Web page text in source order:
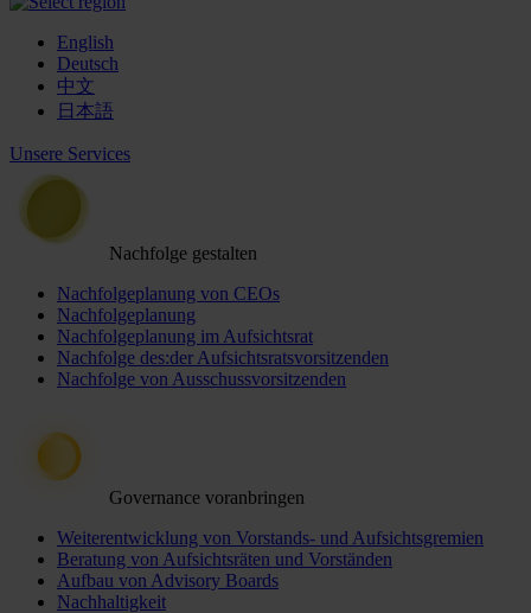
English
Deutsch
中文
日本語
Unsere Services
Nachfolge gestalten
Nachfolgeplanung von CEOs
Nachfolgeplanung
Nachfolgeplanung im Aufsichtsrat
Nachfolge des:der Aufsichtsratsvorsitzenden
Nachfolge von Ausschussvorsitzenden
Governance voranbringen
Weiterentwicklung von Vorstands- und Aufsichtsgremien
Beratung von Aufsichtsräten und Vorständen
Aufbau von Advisory Boards
Nachhaltigkeit